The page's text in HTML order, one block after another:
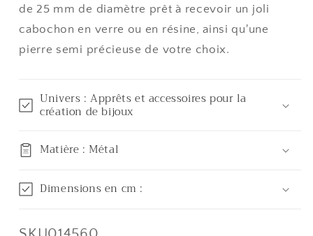
de 25 mm de diamètre prêt à recevoir un joli
cabochon en verre ou en résine, ainsi qu'une
pierre semi précieuse de votre choix.
Univers : Apprêts et accessoires pour la
création de bijoux
Matière : Métal
Dimensions en cm :
SKU: